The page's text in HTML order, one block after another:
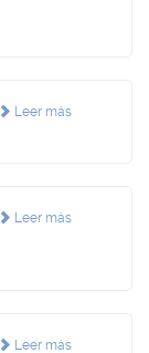
Leer más
Leer más
Leer más